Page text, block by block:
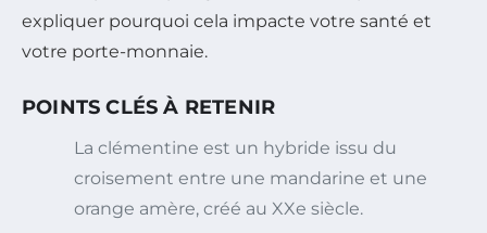
expliquer pourquoi cela impacte votre santé et
votre porte-monnaie.
POINTS CLÉS À RETENIR
La clémentine est un hybride issu du
croisement entre une mandarine et une
orange amère, créé au XXe siècle.